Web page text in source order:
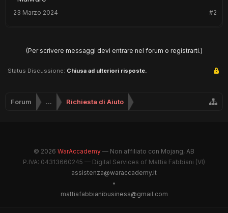
#2
23 Marzo 2024
(Per scrivere messaggi devi entrare nel forum o registrarti.)
Status Discussione: Chiusa ad ulteriori risposte.
Forum ... Richiesta di Aiuto
© 2026 WarAccademy — Non affiliato con Mojang, AB
P.IVA: 04313660245 — Digital Services of Mattia Fabbiani (VI)
assistenza@waraccademy.it
•
mattiafabbianibusiness@gmail.com